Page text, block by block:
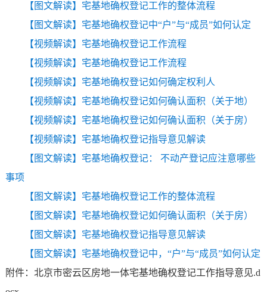
【图文解读】宅基地确权登记工作的整体流程
【图文解读】宅基地确权登记中“户”与“成员”如何认定
【视频解读】宅基地确权登记工作流程
【视频解读】宅基地确权登记工作流程
【视频解读】宅基地确权登记如何确定权利人
【视频解读】宅基地确权登记如何确认面积（关于地）
【视频解读】宅基地确权登记如何确认面积（关于房）
【视频解读】宅基地确权登记指导意见解读
【图文解读】宅基地确权登记： 不动产登记应注意哪些
事项
【图文解读】宅基地确权登记工作的整体流程
【图文解读】宅基地确权登记如何确认面积（关于房）
【图文解读】宅基地确权登记指导意见解读
【图文解读】宅基地确权登记中，“户”与“成员”如何认定
附件：北京市密云区房地一体宅基地确权登记工作指导意见.d